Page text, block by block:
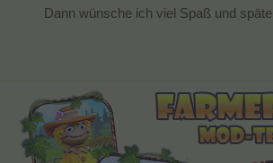
Dann wünsche ich viel Spaß und